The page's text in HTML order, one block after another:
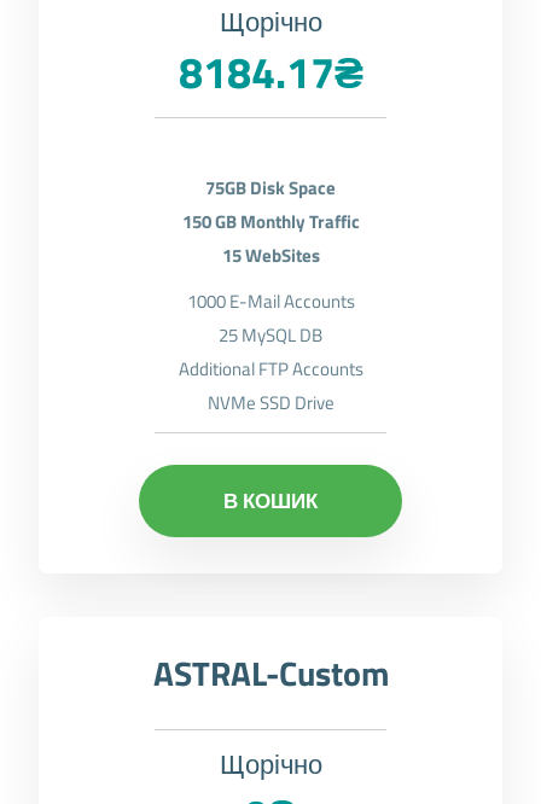
Щорічно
8184.17₴
75GB Disk Space
150 GB Monthly Traffic
15 WebSites
1000 E-Mail Accounts
25 MySQL DB
Additional FTP Accounts
NVMe SSD Drive
В КОШИК
ASTRAL-Custom
Щорічно